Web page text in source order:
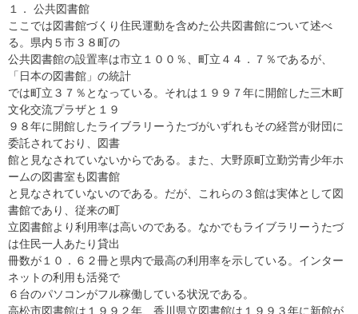
１． 公共図書館
ここでは図書館づくり住民運動を含めた公共図書館について述べ
る。県内５市３８町の
公共図書館の設置率は市立１００％、町立４４．７％であるが、
「日本の図書館」の統計
では町立３７％となっている。それは１９９７年に開館した三木町
文化交流プラザと１９
９８年に開館したライブラリーうたづがいずれもその経営が財団に
委託されており、図書
館と見なされていないからである。また、大野原町立勤労青少年ホ
ームの図書室も図書館
と見なされていないのである。だが、これらの３館は実体として図
書館であり、従来の町
立図書館より利用率は高いのである。なかでもライブラリーうたづ
は住民一人あたり貸出
冊数が１０．６２冊と県内で最高の利用率を示している。インター
ネットの利用も活発で
６台のパソコンがフル稼働している状況である。
高松市図書館は１９９２年、香川県立図書館は１９９３年に新館が